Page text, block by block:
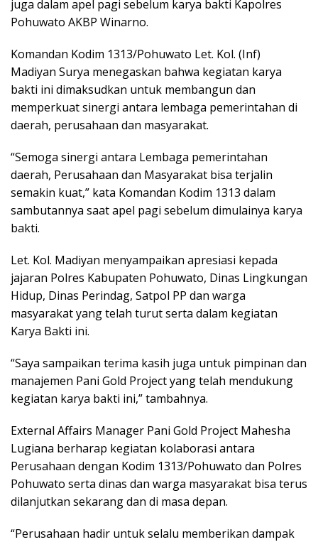
juga dalam apel pagi sebelum karya bakti Kapolres
Pohuwato AKBP Winarno.
Komandan Kodim 1313/Pohuwato Let. Kol. (Inf)
Madiyan Surya menegaskan bahwa kegiatan karya
bakti ini dimaksudkan untuk membangun dan
memperkuat sinergi antara lembaga pemerintahan di
daerah, perusahaan dan masyarakat.
“Semoga sinergi antara Lembaga pemerintahan
daerah, Perusahaan dan Masyarakat bisa terjalin
semakin kuat,” kata Komandan Kodim 1313 dalam
sambutannya saat apel pagi sebelum dimulainya karya
bakti.
Let. Kol. Madiyan menyampaikan apresiasi kepada
jajaran Polres Kabupaten Pohuwato, Dinas Lingkungan
Hidup, Dinas Perindag, Satpol PP dan warga
masyarakat yang telah turut serta dalam kegiatan
Karya Bakti ini.
“Saya sampaikan terima kasih juga untuk pimpinan dan
manajemen Pani Gold Project yang telah mendukung
kegiatan karya bakti ini,” tambahnya.
External Affairs Manager Pani Gold Project Mahesha
Lugiana berharap kegiatan kolaborasi antara
Perusahaan dengan Kodim 1313/Pohuwato dan Polres
Pohuwato serta dinas dan warga masyarakat bisa terus
dilanjutkan sekarang dan di masa depan.
“Perusahaan hadir untuk selalu memberikan dampak